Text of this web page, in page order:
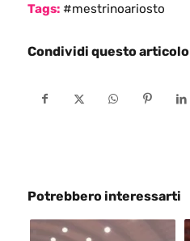
Tags: #mestrinoariosto
Condividi questo articolo
Potrebbero interessarti